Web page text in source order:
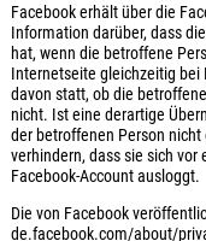
Facebook erhält über die
Information darüber, dass
hat, wenn die betroffene
Internetseite gleichzeitig bei
davon statt, ob die
nicht. Ist eine derartige
der betroffenen Person
verhindern, dass sie sich
Facebook-Account ausloggt.
Die von Facebook
de.facebook.com/about/